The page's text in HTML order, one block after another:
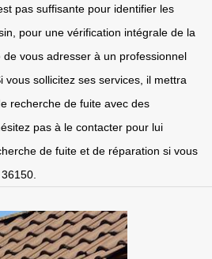
pas suffisante pour identifier les
pour une vérification intégrale de la
vous adresser à un professionnel
vous sollicitez ses services, il mettra
recherche de fuite avec des
pas à le contacter pour lui
de fuite et de réparation si vous